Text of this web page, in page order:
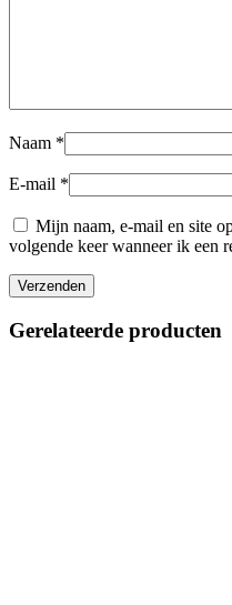
Naam *
E-mail *
Mijn naam, e-mail en site
volgende keer wanneer ik een
Gerelateerde producten